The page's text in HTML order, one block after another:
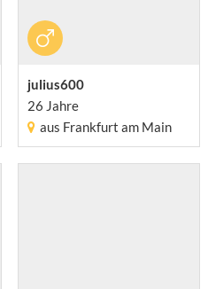
julius600
26 Jahre
aus Frankfurt am Main